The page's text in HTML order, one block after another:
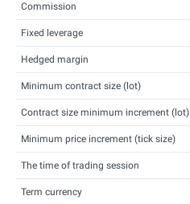
Commission
Fixed leverage
Hedged margin
Minimum contract size (lot)
Contract size minimum increment (lot)
Minimum price increment (tick size)
The time of trading session
Term currency